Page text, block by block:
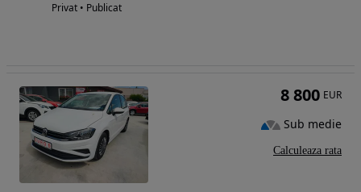
Privat • Publicat
8 800 EUR
Sub medie
Calculeaza rata